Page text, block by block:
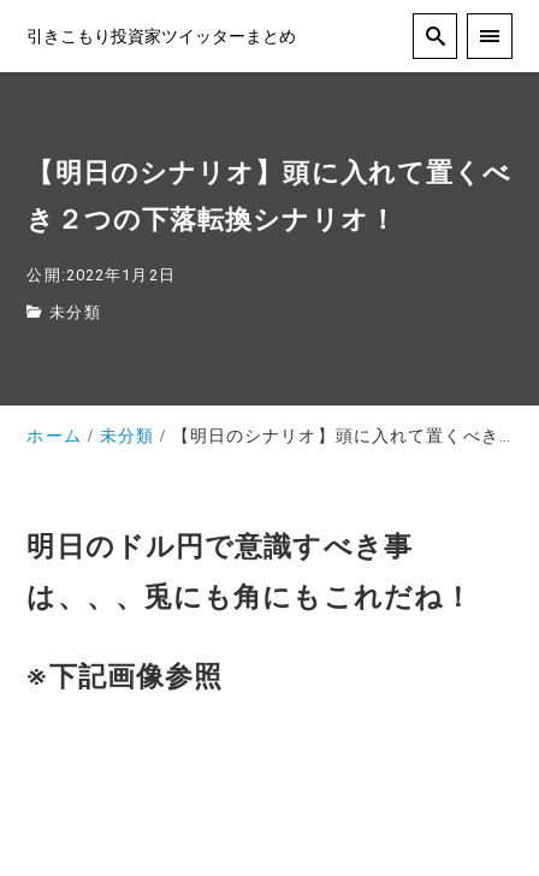
引きこもり投資家ツイッターまとめ
【明日のシナリオ】頭に入れて置くべ
き２つの下落転換シナリオ！
公開:2022年1月2日
未分類
ホーム 未分類 【明日のシナリオ】頭に入れて置くべき２つの下落転換シナリオ！
明日のドル円で意識すべき事
は、、、兎にも角にもこれだね！
※下記画像参照